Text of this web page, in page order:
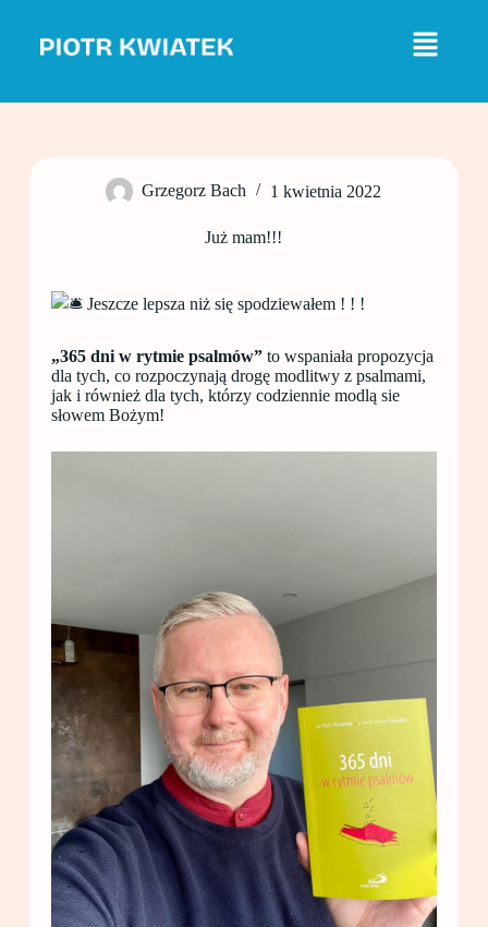
j
Grzegorz Bach 1 kwietnia 2022
Już mam!!!
Jeszcze lepsza niż się spodziewałem ! ! !
„365 dni w rytmie psalmów”to wspaniała propozycja
dla tych, co rozpoczynają drogę modlitwy z psalmami,
jak i również dla tych, którzy codziennie modlą sie
słowem Bożym!